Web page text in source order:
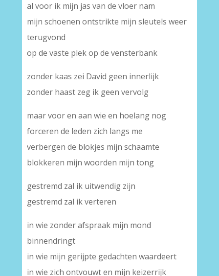
al voor ik mijn jas van de vloer nam
mijn schoenen ontstrikte mijn sleutels weer
terugvond
op de vaste plek op de vensterbank
zonder kaas zei David geen innerlijk
zonder haast zeg ik geen vervolg
maar voor en aan wie en hoelang nog
forceren de leden zich langs me
verbergen de blokjes mijn schaamte
blokkeren mijn woorden mijn tong
gestremd zal ik uitwendig zijn
gestremd zal ik verteren
in wie zonder afspraak mijn mond
binnendringt
in wie mijn gerijpte gedachten waardeert
in wie zich ontvouwt en mijn keizerrijk